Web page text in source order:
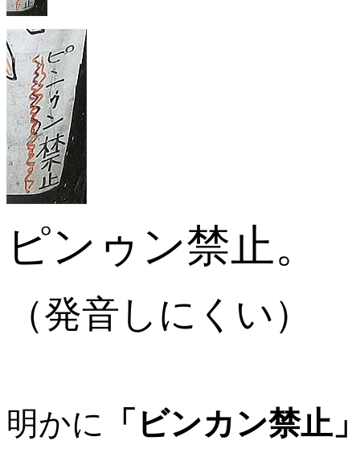
ピンゥン禁止。
（発音しにくい）
明かに 「ビンカン禁止